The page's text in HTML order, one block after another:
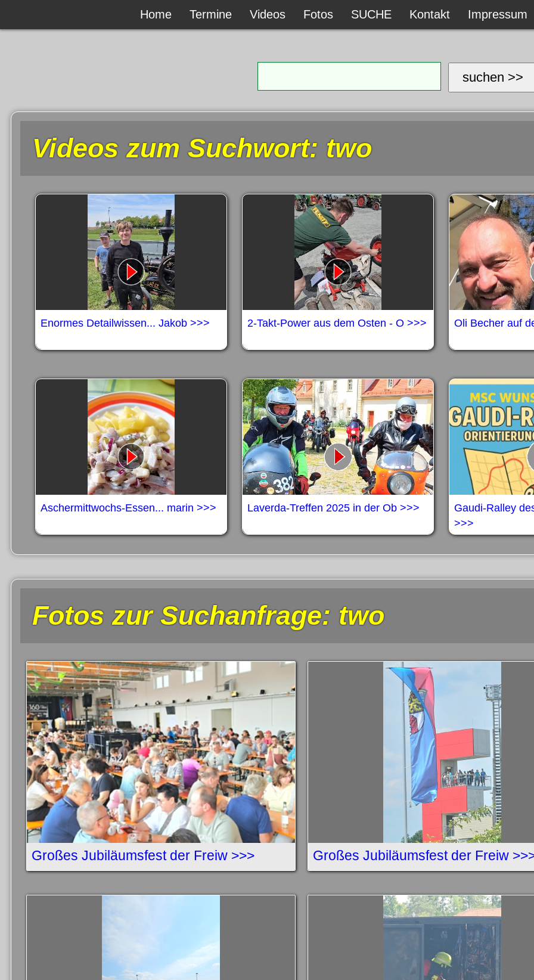
Home Termine Videos Fotos SUCHE Kontakt Impressum
suchen >>
Videos zum Suchwort: two
Enormes Detailwissen... Jakob >>> 2-Takt-Power aus dem Osten - O >>> Oli Becher auf
Aschermittwochs-Essen... marin >>> Laverda-Treffen 2025 in der Ob >>>
Gaudi-Ralley
>>>
Fotos zur Suchanfrage: two
Großes Jubiläumsfest der Freiw >>> Großes Jubiläumsfest der Freiw
Home Termine Videos Fotos SUCHE Kontakt Impressum